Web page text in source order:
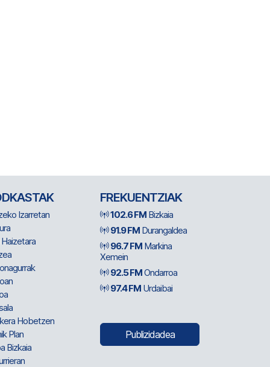
Izarretan
Hobetzen
Plan
Bizkaia
FREKUENTZIAK
102.6 FM Bizkaia
91.9 FM Durangaldea
96.7 FM Markina
Xemein
92.5 FMOndarroa
97.4 FM Urdaibai
Publizidadea